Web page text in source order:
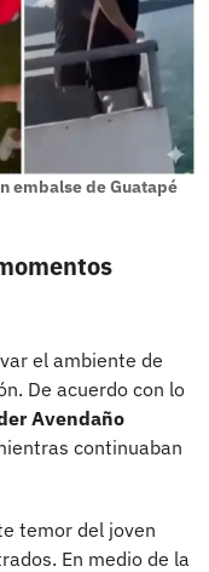
embalse de Guatapé
el ambiente de
De acuerdo con lo
Avendaño
continuaban
temor del joven
En medio de la